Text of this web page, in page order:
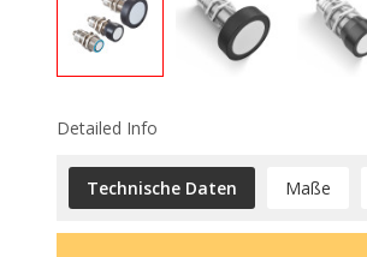
Detailed Info
Technische Daten Maße